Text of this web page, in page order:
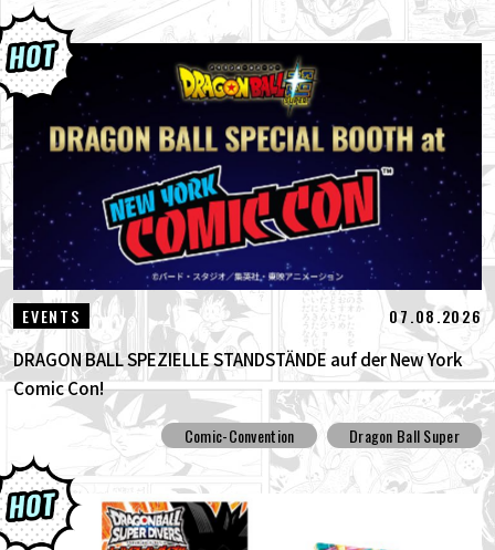
EVENTS 07.08.2026
DRAGON BALL SPEZIELLE STANDSTÄNDE auf der New York
Comic Con!
Comic-Convention Dragon Ball Super